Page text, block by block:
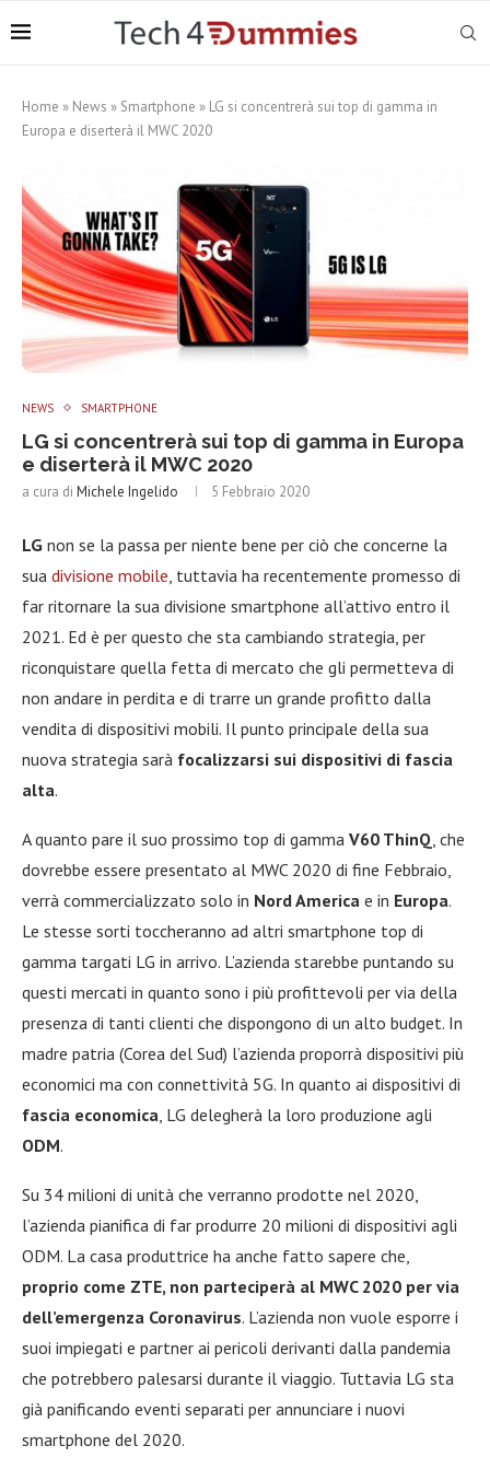
Home » News » Smartphone » LG si concentrerà sui top di gamma in
Europa e diserterà il MWC 2020
NEWS SMARTPHONE
LG si concentrerà sui top di gamma in Europa
e diserterà il MWC 2020
a cura di Michele Ingelido 5 Febbraio 2020
LG non se la passa per niente bene per ciò che concerne la
sua divisione mobile , tuttavia ha recentemente promesso di
far ritornare la sua divisione smartphone all’attivo entro il
2021. Ed è per questo che sta cambiando strategia, per
riconquistare quella fetta di mercato che gli permetteva di
non andare in perdita e di trarre un grande profitto dalla
vendita di dispositivi mobili. Il punto principale della sua
nuova strategia sarà focalizzarsi sui dispositivi di fascia
alta.
A quanto pare il suo prossimo top di gamma V60 ThinQ , che
dovrebbe essere presentato al MWC 2020 di fine Febbraio,
verrà commercializzato solo in Nord America e in Europa.
Le stesse sorti toccheranno ad altri smartphone top di
gamma targati LG in arrivo. L’azienda starebbe puntando su
questi mercati in quanto sono i più profittevoli per via della
presenza di tanti clienti che dispongono di un alto budget. In
madre patria (Corea del Sud) l’azienda proporrà dispositivi più
economici ma con connettività 5G. In quanto ai dispositivi di
fascia economica , LG delegherà la loro produzione agli
ODM.
Su 34 milioni di unità che verranno prodotte nel 2020,
l’azienda pianifica di far produrre 20 milioni di dispositivi agli
ODM. La casa produttrice ha anche fatto sapere che,
proprio come ZTE, non parteciperà al MWC 2020 per via
dell’emergenza Coronavirus. L’azienda non vuole esporre i
suoi impiegati e partner ai pericoli derivanti dalla pandemia
che potrebbero palesarsi durante il viaggio. Tuttavia LG sta
già panificando eventi separati per annunciare i nuovi
smartphone del 2020.